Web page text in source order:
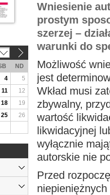
Wniesienie
prostym
szerzej –
warunki do
Możliwość
jest
Wkład musi
zbywalny,
wartość
likwidacyjnej
wyłącznie
autorskie nie
Przed
ND
4
5
11
12
18
19
25
26